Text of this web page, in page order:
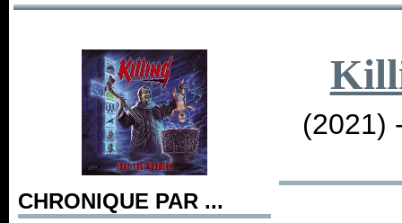
CHRONIQUE PAR ...
(2021)